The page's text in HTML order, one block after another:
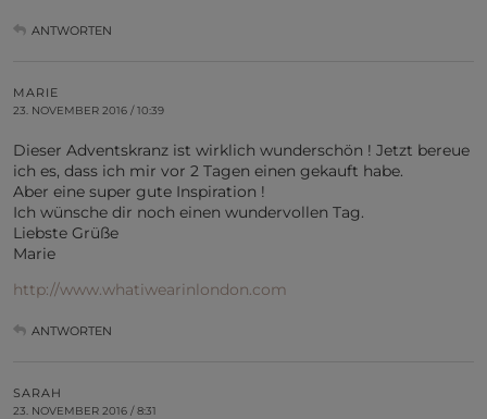
ANTWORTEN
MARIE
23. NOVEMBER 2016 / 10:39
Dieser Adventskranz ist wirklich wunderschön ! Jetzt bereue
ich es, dass ich mir vor 2 Tagen einen gekauft habe.
Aber eine super gute Inspiration !
Ich wünsche dir noch einen wundervollen Tag.
Liebste Grüße
Marie
http://www.whatiwearinlondon.com
ANTWORTEN
SARAH
23. NOVEMBER 2016 / 8:31